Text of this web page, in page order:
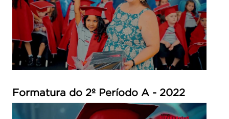
Formatura do 2º Período A - 2022